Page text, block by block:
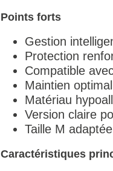
Points forts
Gestion
Protection
Compatible
Maintien
Matériau
Version claire
Taille M
Caractéristiques